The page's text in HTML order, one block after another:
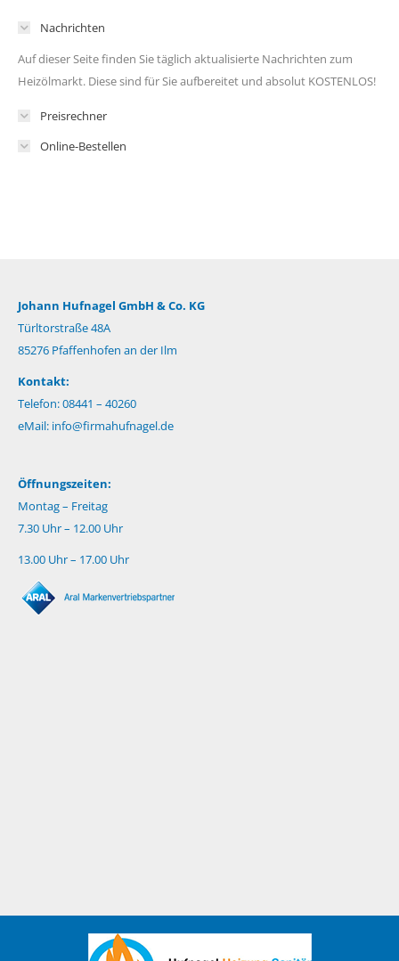
Nachrichten
Auf dieser Seite finden Sie täglich aktualisierte Nachrichten zum
Heizölmarkt. Diese sind für Sie aufbereitet und absolut KOSTENLOS!
Preisrechner
Online-Bestellen
Johann Hufnagel GmbH & Co. KG
Türltorstraße 48A
85276 Pfaffenhofen an der Ilm
Kontakt:
Telefon: 08441 – 40260
eMail: info@firmahufnagel.de
Öffnungszeiten:
Montag – Freitag
7.30 Uhr – 12.00 Uhr
13.00 Uhr – 17.00 Uhr